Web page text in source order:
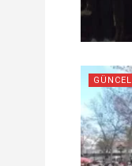
GÜNCEL